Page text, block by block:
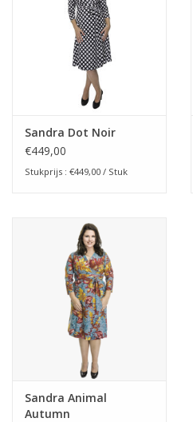
Sandra Dot Noir
€449,00
Stukprijs : €449,00 / Stuk
Sandra Animal
Autumn